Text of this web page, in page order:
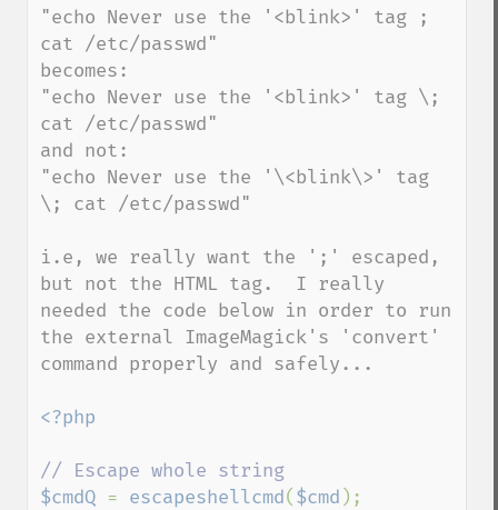
"echo Never use the '<blink>' tag ;
cat /etc/passwd"
becomes:
"echo Never use the '<blink>' tag \;
cat /etc/passwd"
and not:
"echo Never use the '\<blink\>' tag
\; cat /etc/passwd"
i.e, we really want the ';' escaped,
but not the HTML tag.  I really
needed the code below in order to run
the external ImageMagick's 'convert'
command properly and safely...
<?php
$cmdQ = escapeshellcmd( $cmd );